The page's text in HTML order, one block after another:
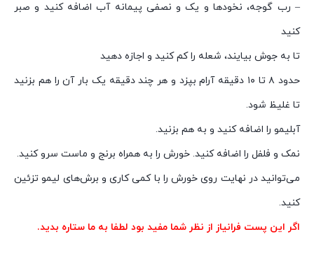
– رب گوجه، نخودها و یک و نصفی پیمانه آب اضافه کنید و صبر
کنید
تا به جوش بیایند، شعله را کم کنید و اجازه دهید
حدود ۸ تا ۱۰ دقیقه آرام بپزد و هر چند دقیقه یک بار آن را هم بزنید
تا غلیظ شود.
آبلیمو را اضافه کنید و به هم بزنید.
نمک و فلفل را اضافه کنید. خورش را به همراه برنج و ماست سرو کنید.
می‌توانید در نهایت روی خورش را با کمی کاری و برش‌های لیمو تزئین
کنید.
اگر این پست فرانیاز از نظر شما مفید بود لطفا به ما ستاره بدید.